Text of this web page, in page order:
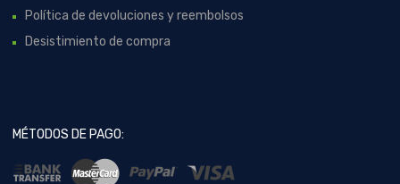
Política de devoluciones y reembolsos
Desistimiento de compra
MÉTODOS DE PAGO: